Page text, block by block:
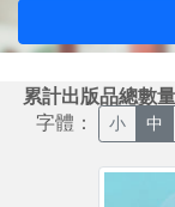
累計出版品總數
字體： 小 中